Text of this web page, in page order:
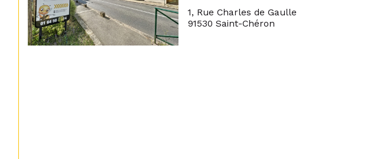
1, Rue Charles de Gaulle
91530 Saint-Chéron